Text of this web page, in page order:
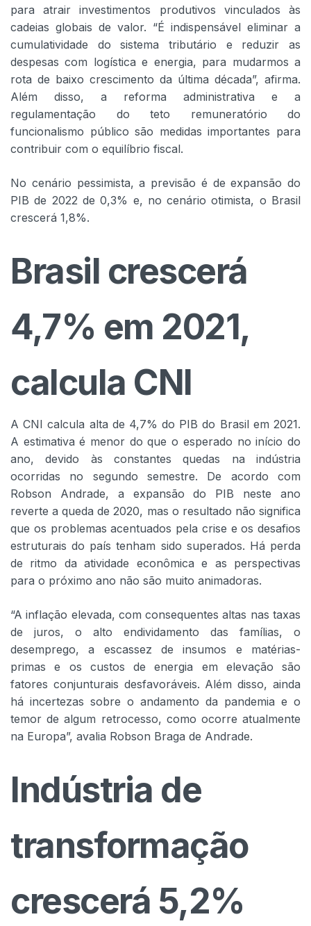
para atrair investimentos produtivos vinculados às
cadeias globais de valor. “É indispensável eliminar a
cumulatividade do sistema tributário e reduzir as
despesas com logística e energia, para mudarmos a
rota de baixo crescimento da última década”, afirma.
Além disso, a reforma administrativa e a
regulamentação do teto remuneratório do
funcionalismo público são medidas importantes para
contribuir com o equilíbrio fiscal.
No cenário pessimista, a previsão é de expansão do
PIB de 2022 de 0,3% e, no cenário otimista, o Brasil
crescerá 1,8%.
Brasil crescerá
4,7% em 2021,
calcula CNI
A CNI calcula alta de 4,7% do PIB do Brasil em 2021.
A estimativa é menor do que o esperado no início do
ano, devido às constantes quedas na indústria
ocorridas no segundo semestre. De acordo com
Robson Andrade, a expansão do PIB neste ano
reverte a queda de 2020, mas o resultado não significa
que os problemas acentuados pela crise e os desafios
estruturais do país tenham sido superados. Há perda
de ritmo da atividade econômica e as perspectivas
para o próximo ano não são muito animadoras.
“A inflação elevada, com consequentes altas nas taxas
de juros, o alto endividamento das famílias, o
desemprego, a escassez de insumos e matérias-
primas e os custos de energia em elevação são
fatores conjunturais desfavoráveis. Além disso, ainda
há incertezas sobre o andamento da pandemia e o
temor de algum retrocesso, como ocorre atualmente
na Europa”, avalia Robson Braga de Andrade.
Indústria de
transformação
crescerá 5,2%